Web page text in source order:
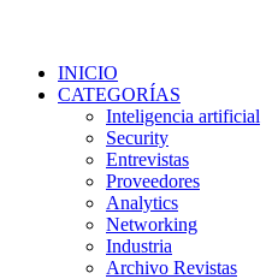
INICIO
CATEGORÍAS
Inteligencia artificial
Security
Entrevistas
Proveedores
Analytics
Networking
Industria
Archivo Revistas